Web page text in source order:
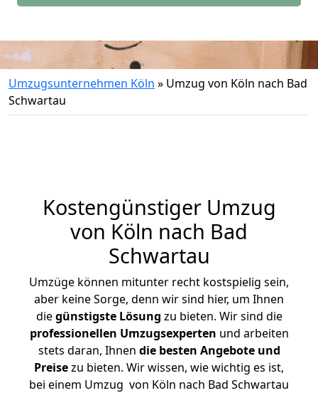
Umzugsunternehmen Köln » Umzug von Köln nach Bad
Schwartau
Kostengünstiger Umzug
von Köln nach Bad
Schwartau
Umzüge können mitunter recht kostspielig sein,
aber keine Sorge, denn wir sind hier, um Ihnen
diegünstigste Lösung zu bieten. Wir sind die
professionellen Umzugsexperten und arbeiten
stets daran, Ihnen die besten Angebote und
Preisezu bieten. Wir wissen, wie wichtig es ist,
bei einem Umzug von Köln nach Bad Schwartau